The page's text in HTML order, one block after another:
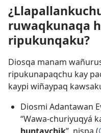
ruwaqkunaqa
ripukunqaku?
Diosqa manam
ripukunapaqchu kay
kaypi wiñaypaq
Diosmi Adantawan
“Wawa-churiyuqyá